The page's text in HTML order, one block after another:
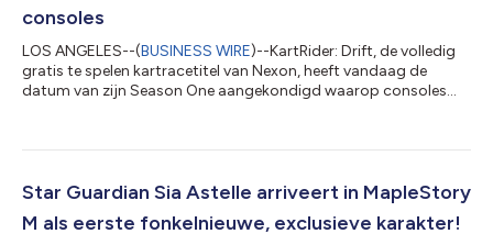
consoles
LOS ANGELES--(BUSINESS WIRE)--KartRider: Drift, de volledig
gratis te spelen kartracetitel van Nexon, heeft vandaag de
datum van zijn Season One aangekondigd waarop consoles
Android en iOS kunnen het binnenkort opnemen tegen Xbox- en
vol drift. Volledige platformonafhankelijke cross-play is
Star Guardian Sia Astelle arriveert in MapleStory
M als eerste fonkelnieuwe, exclusieve karakter!